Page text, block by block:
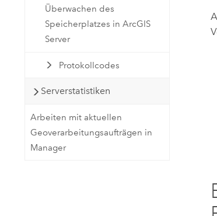
Überwachen des
Speicherplatzes in ArcGIS
Server
Protokollcodes
Serverstatistiken
Arbeiten mit aktuellen
Geoverarbeitungsaufträgen in
Manager